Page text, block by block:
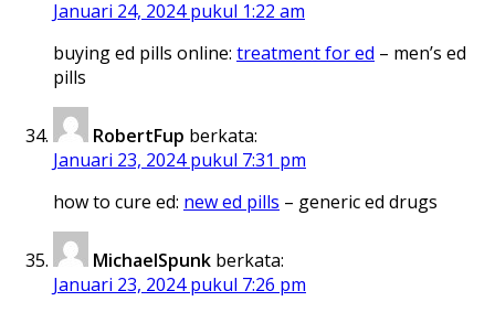
Januari 24, 2024 pukul 1:22 am
buying ed pills online: treatment for ed – men’s ed
pills
RobertFup berkata:
Januari 23, 2024 pukul 7:31 pm
how to cure ed: new ed pills – generic ed drugs
MichaelSpunk berkata:
Januari 23, 2024 pukul 7:26 pm